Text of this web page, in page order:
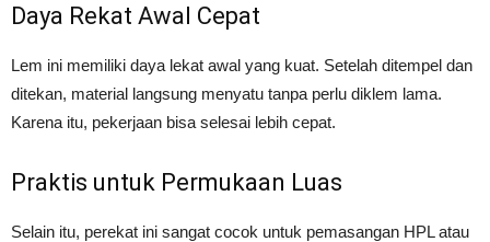
Daya Rekat Awal Cepat
Lem ini memiliki daya lekat awal yang kuat. Setelah ditempel dan
ditekan, material langsung menyatu tanpa perlu diklem lama.
Karena itu, pekerjaan bisa selesai lebih cepat.
Praktis untuk Permukaan Luas
Selain itu, perekat ini sangat cocok untuk pemasangan HPL atau